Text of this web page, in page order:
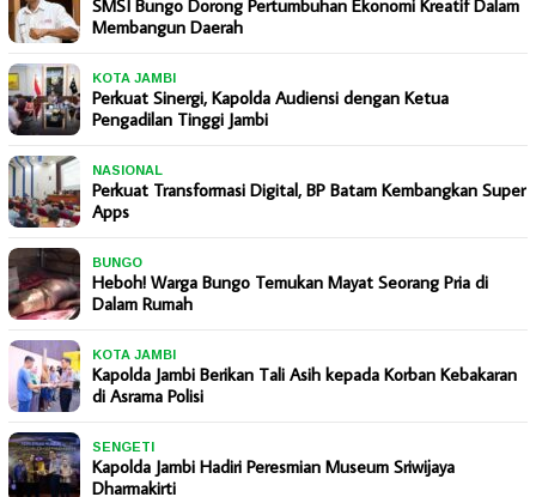
SMSI Bungo Dorong Pertumbuhan Ekonomi Kreatif Dalam
Membangun Daerah
KOTA JAMBI
Perkuat Sinergi, Kapolda Audiensi dengan Ketua
Pengadilan Tinggi Jambi
NASIONAL
Perkuat Transformasi Digital, BP Batam Kembangkan Super
Apps
BUNGO
Heboh! Warga Bungo Temukan Mayat Seorang Pria di
Dalam Rumah
KOTA JAMBI
Kapolda Jambi Berikan Tali Asih kepada Korban Kebakaran
di Asrama Polisi
SENGETI
Kapolda Jambi Hadiri Peresmian Museum Sriwijaya
Dharmakirti